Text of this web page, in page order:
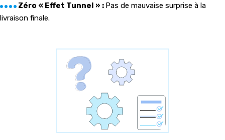
Zéro « Effet Tunnel » : Pas de mauvaise surprise à la
livraison finale.